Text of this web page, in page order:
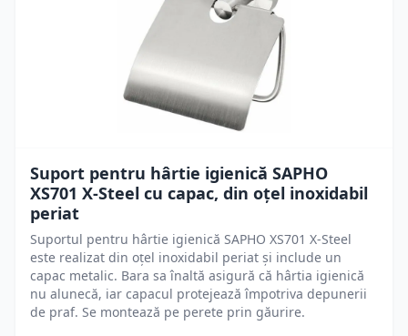
Suport pentru hârtie igienică SAPHO
XS701 X-Steel cu capac, din oțel inoxidabil
periat
Suportul pentru hârtie igienică SAPHO XS701 X-Steel
este realizat din oțel inoxidabil periat și include un
capac metalic. Bara sa înaltă asigură că hârtia igienică
nu alunecă, iar capacul protejează împotriva depunerii
de praf. Se montează pe perete prin găurire.